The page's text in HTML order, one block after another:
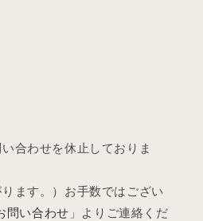
合わせを休止しておりま
ります。）お手数ではござい
問い合わせ 」よりご連絡くだ